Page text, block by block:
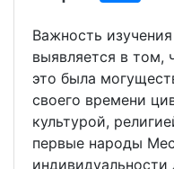
Важность
выявляется в том,
это была
своего времени
культурой,
первые народы